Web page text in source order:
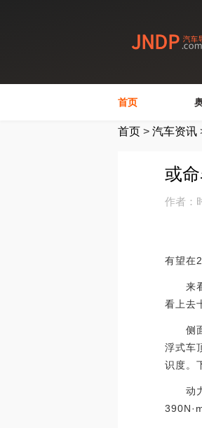
首页
首页 > 汽车资讯
或
作者：
日前
有望在
来看
看上去
侧面
浮式车
识度。
动力